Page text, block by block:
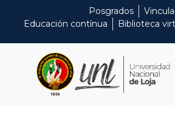
Posgrados
Educación contínua
Biblioteca